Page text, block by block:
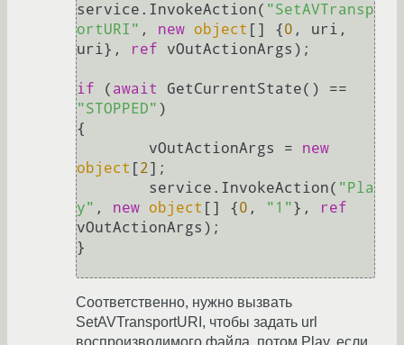
service.InvokeAction( "SetAVTransp
ortURI" , new object [] {0 , uri,
uri},
ref vOutActionArgs);
if ( await
"STOPPED" )
{
	vOutActionArgs =
new
object [2];
	service.InvokeAction(
"Pla
y" , new object [] {0 , "1"},
ref
vOutActionArgs);
}
Соответственно, нужно вызвать
SetAVTransportURI, чтобы задать url